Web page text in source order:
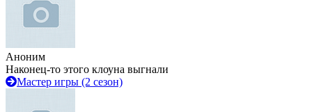
Аноним
Наконец-то этого клоуна выгнали
Мастер игры (2 сезон)